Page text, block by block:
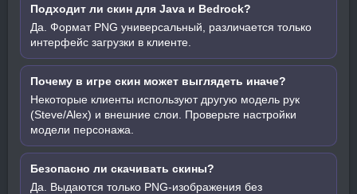
Подходит ли скин для Java и Bedrock?
Да. Формат PNG универсальный, различается только
интерфейс загрузки в клиенте.
Почему в игре скин может выглядеть иначе?
Некоторые клиенты используют другую модель рук
(Steve/Alex) и внешние слои. Проверьте настройки
модели персонажа.
Безопасно ли скачивать скины?
Да. Выдаются только PNG-изображения без